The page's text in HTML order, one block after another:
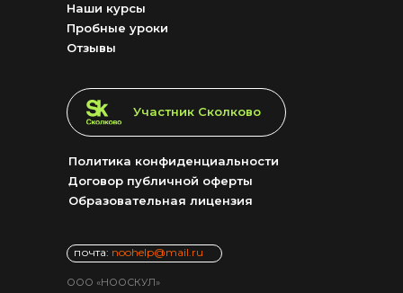
ООО «НООСКУЛ»
почта: noohelp@mail.ru
Образовательная лицензия
Договор публичной оферты
Политика конфиденциальности
Отзывы
Пробные уроки
Наши курсы
Участник Сколково
LET'S GO!